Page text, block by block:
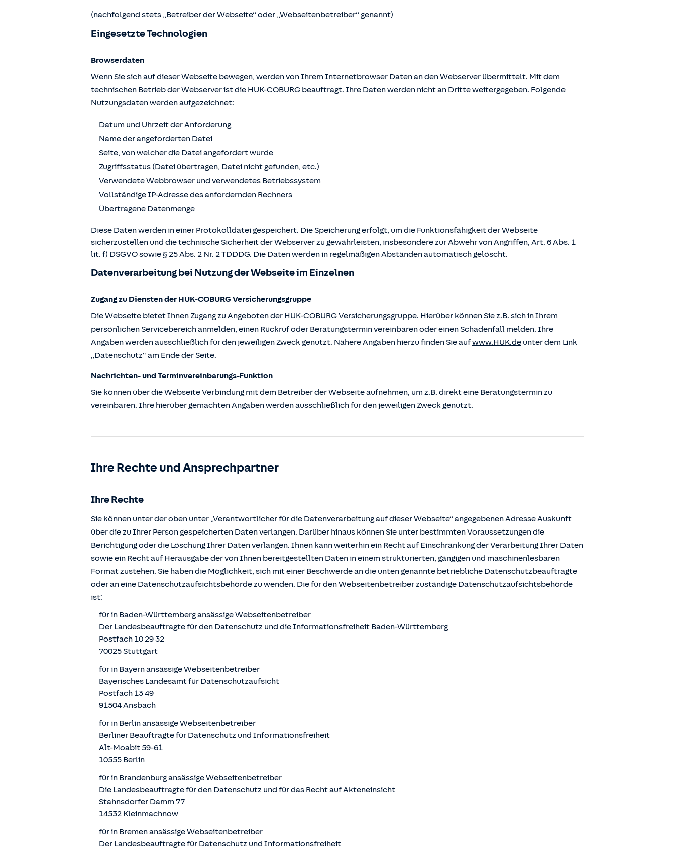
(nachfolgend stets „Betreiber der Webseite“ oder „Webseitenbetreiber“ genannt)
Eingesetzte Technologien
Browserdaten
Wenn Sie sich auf dieser Webseite bewegen, werden von Ihrem Internetbrowser Daten an den Webserver übermittelt. Mit dem
technischen Betrieb der Webserver ist die HUK-COBURG beauftragt. Ihre Daten werden nicht an Dritte weitergegeben. Folgende
Nutzungsdaten werden aufgezeichnet:
Datum und Uhrzeit der Anforderung
Name der angeforderten Datei
Seite, von welcher die Datei angefordert wurde
Zugriffsstatus (Datei übertragen, Datei nicht gefunden, etc.)
Verwendete Webbrowser und verwendetes Betriebssystem
Vollständige IP-Adresse des anfordernden Rechners
Übertragene Datenmenge
Diese Daten werden in einer Protokolldatei gespeichert. Die Speicherung erfolgt, um die Funktionsfähigkeit der Webseite
sicherzustellen und die technische Sicherheit der Webserver zu gewährleisten, insbesondere zur Abwehr von Angriffen, Art. 6 Abs. 1
lit. f) DSGVO sowie § 25 Abs. 2 Nr. 2 TDDDG. Die Daten werden in regelmäßigen Abständen automatisch gelöscht.
Datenverarbeitung bei Nutzung der Webseite im Einzelnen
Zugang zu Diensten der HUK-COBURG Versicherungsgruppe
Die Webseite bietet Ihnen Zugang zu Angeboten der HUK-COBURG Versicherungsgruppe. Hierüber können Sie z.B. sich in Ihrem
persönlichen Servicebereich anmelden, einen Rückruf oder Beratungstermin vereinbaren oder einen Schadenfall melden. Ihre
Angaben werden ausschließlich für den jeweiligen Zweck genutzt. Nähere Angaben hierzu finden Sie aufwww.HUK.de unter dem Link
„Datenschutz“ am Ende der Seite.
Nachrichten- und Terminvereinbarungs-Funktion
Sie können über die Webseite Verbindung mit dem Betreiber der Webseite aufnehmen, um z.B. direkt eine Beratungstermin zu
vereinbaren. Ihre hierüber gemachten Angaben werden ausschließlich für den jeweiligen Zweck genutzt.
Ihre Rechte und Ansprechpartner
Ihre Rechte
Sie können unter der oben unter „Verantwortlicher für die Datenverarbeitung auf dieser Webseite“ angegebenen Adresse Auskunft
über die zu Ihrer Person gespeicherten Daten verlangen. Darüber hinaus können Sie unter bestimmten Voraussetzungen die
Berichtigung oder die Löschung Ihrer Daten verlangen. Ihnen kann weiterhin ein Recht auf Einschränkung der Verarbeitung Ihrer Daten
sowie ein Recht auf Herausgabe der von Ihnen bereitgestellten Daten in einem strukturierten, gängigen und maschinenlesbaren
Format zustehen. Sie haben die Möglichkeit, sich mit einer Beschwerde an die unten genannte betriebliche Datenschutzbeauftragte
oder an eine Datenschutzaufsichtsbehörde zu wenden. Die für den Webseitenbetreiber zuständige Datenschutzaufsichtsbehörde
ist:
für in Baden-Württemberg ansässige Webseitenbetreiber
Der Landesbeauftragte für den Datenschutz und die Informationsfreiheit Baden-Württemberg
Postfach 10 29 32
70025 Stuttgart
für in Bayern ansässige Webseitenbetreiber
Bayerisches Landesamt für Datenschutzaufsicht
Postfach 13 49
91504 Ansbach
für in Berlin ansässige Webseitenbetreiber
Berliner Beauftragte für Datenschutz und Informationsfreiheit
Alt-Moabit 59-61
10555 Berlin
für in Brandenburg ansässige Webseitenbetreiber
Die Landesbeauftragte für den Datenschutz und für das Recht auf Akteneinsicht
Stahnsdorfer Damm 77
14532 Kleinmachnow
für in Bremen ansässige Webseitenbetreiber
Der Landesbeauftragte für Datenschutz und Informationsfreiheit